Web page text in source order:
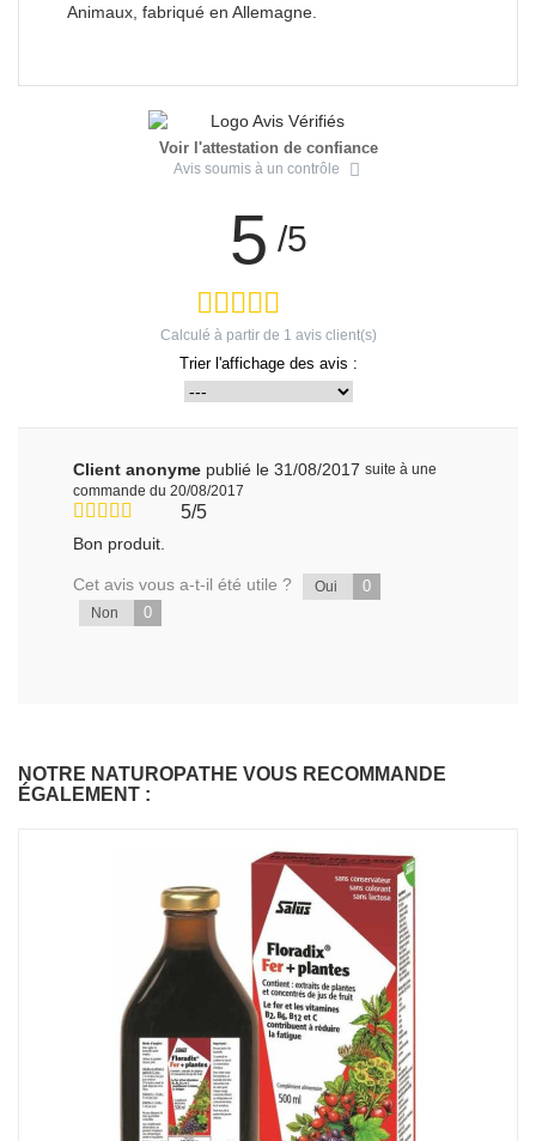
Animaux, fabriqué en Allemagne.
Voir l'attestation de confiance
Avis soumis à un contrôle
5 /5
Calculé à partir de 1 avis client(s)
Trier l'affichage des avis :
Client anonyme publié le 31/08/2017 suite à une
commande du 20/08/2017
5/5
Bon produit.
Cet avis vous a-t-il été utile ? Oui 0
Non 0
NOTRE NATUROPATHE VOUS RECOMMANDE
ÉGALEMENT :